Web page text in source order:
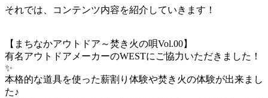
それでは、コンテンツ内容を紹介していきます！
【まちなかアウトドア～焚き火の唄Vol.00】
有名アウトドアメーカーのWESTにご協力いただきました！
✨
本格的な道具を使った薪割り体験や焚き火の体験が出来まし
た♪